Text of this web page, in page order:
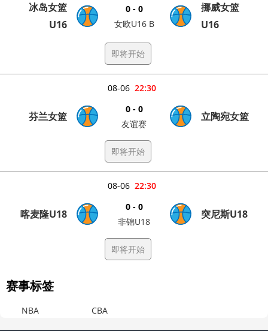
冰岛女篮
U16
0 - 0
女欧U16 B
挪威女篮
U16
即将开始
22:30
08-06
芬兰女篮
0 - 0
友谊赛
立陶宛女篮
即将开始
22:30
08-06
喀麦隆U18
0 - 0
非锦U18
突尼斯U18
即将开始
赛事标签
NBA CBA